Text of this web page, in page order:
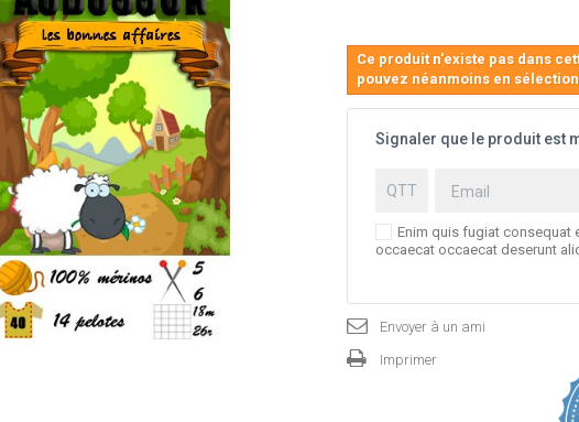
Ce produit n'existe pas dans
pouvez néanmoins en
Signaler que le produit est
Enim quis fugiat consequat
occaecat occaecat deserunt
Envoyer à un ami
Imprimer